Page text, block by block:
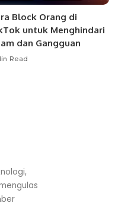
Block Orang di
untuk Menghindari
dan Gangguan
Read